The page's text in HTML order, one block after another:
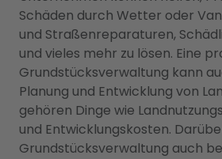
Schäden durch Wetter oder
und Straßenreparaturen,
und vieles mehr zu lösen. Eine
Grundstücksverwaltung kann
Planung und Entwicklung von
gehören Dinge wie
und Entwicklungskosten.
Grundstücksverwaltung auch